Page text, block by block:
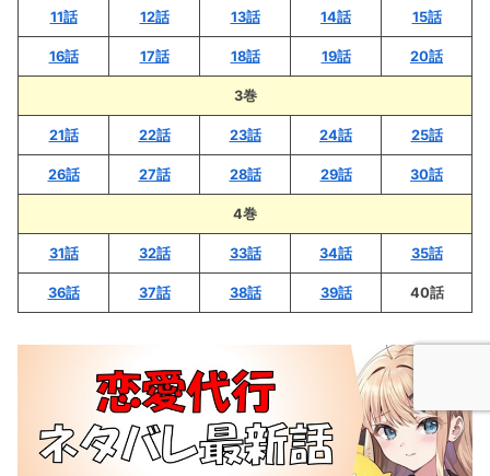
11話 12話 13話 14話 15話
16話 17話 18話 19話 20話
3巻
21話 22話 23話 24話 25話
26話 27話 28話 29話 30話
4巻
31話 32話 33話 34話 35話
36話 37話 38話 39話 40話